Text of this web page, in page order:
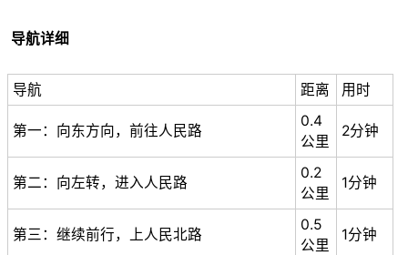
导航详细
导航 距离 用时
第一：向东方向，前往人民路
0.4
公里
2分钟
第二：向左转，进入人民路
0.2
公里
1分钟
第三：继续前行，上人民北路
0.5
公里
1分钟